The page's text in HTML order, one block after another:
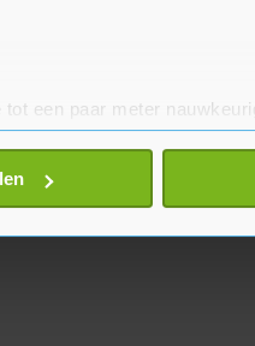
een paar meter
eigenschappen
en stel uw voorkeuren in het